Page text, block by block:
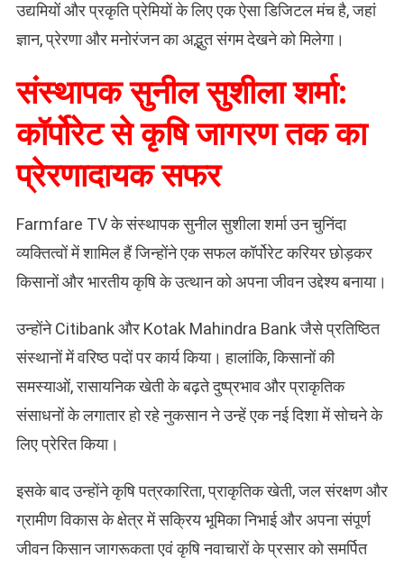
उद्यमियों और प्रकृति प्रेमियों के लिए एक ऐसा डिजिटल मंच है, जहां
ज्ञान, प्रेरणा और मनोरंजन का अद्भुत संगम देखने को मिलेगा।
संस्थापक सुनील सुशीला शर्मा:
कॉर्पोरेट से कृषि जागरण तक का
प्रेरणादायक सफर
Farmfare TV के संस्थापक सुनील सुशीला शर्मा उन चुनिंदा
व्यक्तित्वों में शामिल हैं जिन्होंने एक सफल कॉर्पोरेट करियर छोड़कर
किसानों और भारतीय कृषि के उत्थान को अपना जीवन उद्देश्य बनाया।
उन्होंने Citibank और Kotak Mahindra Bank जैसे प्रतिष्ठित
संस्थानों में वरिष्ठ पदों पर कार्य किया। हालांकि, किसानों की
समस्याओं, रासायनिक खेती के बढ़ते दुष्प्रभाव और प्राकृतिक
संसाधनों के लगातार हो रहे नुकसान ने उन्हें एक नई दिशा में सोचने के
लिए प्रेरित किया।
इसके बाद उन्होंने कृषि पत्रकारिता, प्राकृतिक खेती, जल संरक्षण और
ग्रामीण विकास के क्षेत्र में सक्रिय भूमिका निभाई और अपना संपूर्ण
जीवन किसान जागरूकता एवं कृषि नवाचारों के प्रसार को समर्पित